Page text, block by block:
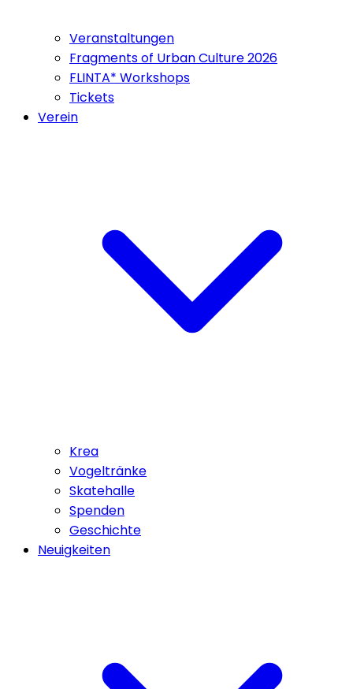
Veranstaltungen
Fragments of Urban Culture 2026
FLINTA* Workshops
Tickets
Verein
Krea
Vogeltränke
Skatehalle
Spenden
Geschichte
Neuigkeiten